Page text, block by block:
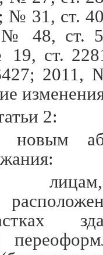
№ 31, ст.
48, ст.
19, ст.
2:
новым